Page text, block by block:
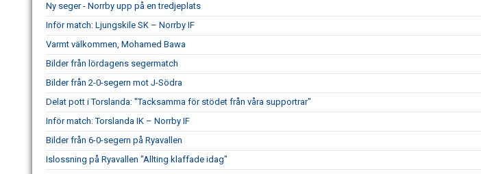
Ny seger - Norrby upp på en tredjeplats
Inför match: Ljungskile SK – Norrby IF
Varmt välkommen, Mohamed Bawa
Bilder från lördagens segermatch
Bilder från 2-0-segern mot J-Södra
Delat pott i Torslanda: "Tacksamma för stödet från våra supportrar"
Inför match: Torslanda IK – Norrby IF
Bilder från 6-0-segern på Ryavallen
Islossning på Ryavallen "Allting klaffade idag"